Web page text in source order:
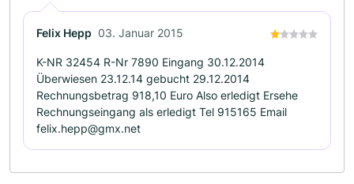
Felix Hepp 03. Januar 2015
K-NR 32454 R-Nr 7890 Eingang 30.12.2014
Überwiesen 23.12.14 gebucht 29.12.2014
Rechnungsbetrag 918,10 Euro Also erledigt Ersehe
Rechnungseingang als erledigt Tel 915165 Email
felix.hepp@gmx.net